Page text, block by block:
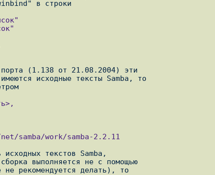
порта (1.138 от 21.08.2004) эти
исходные тексты Samba, то
текстов Samba,
выполняется не с помощью
не рекомендуется делать), то